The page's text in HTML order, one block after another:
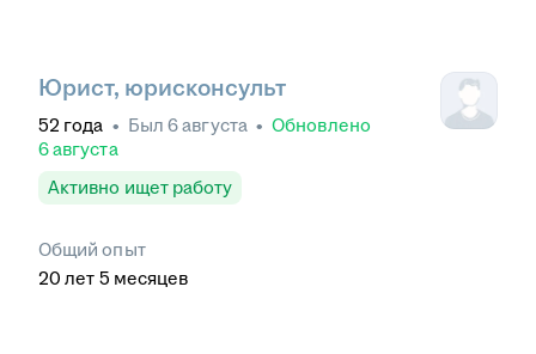
Юрист, юрисконсульт
52 года • Был 6 августа • Обновлено
6 августа
Активно ищет работу
Общий опыт
20 лет 5 месяцев